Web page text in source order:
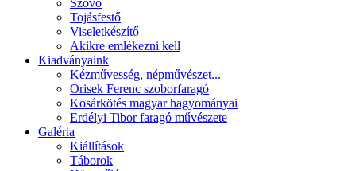
Szövő
Tojásfestő
Viseletkészítő
Akikre emlékezni kell
Kiadványaink
Kézművesség, népművészet...
Orisek Ferenc szoborfaragó
Kosárkötés magyar hagyományai
Erdélyi Tibor faragó művészete
Galéria
Kiállítások
Táborok